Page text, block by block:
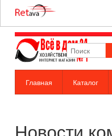
Главная Каталог
Новости